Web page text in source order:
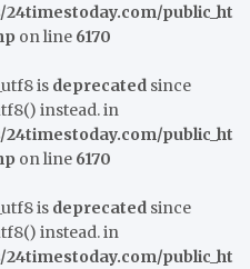
public_ht
on line 6170
is deprecated since
instead. in
public_ht
on line 6170
is deprecated since
instead. in
public_ht